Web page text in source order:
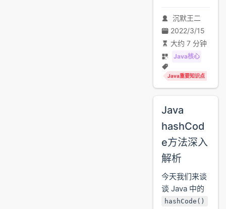
沉默王二
2022/3/15
大约 7 分钟
Java核心
Java重要知识点
Java
hashCod
e方法深入
解析
今天我们来谈
谈 Java 中的
hashCode()